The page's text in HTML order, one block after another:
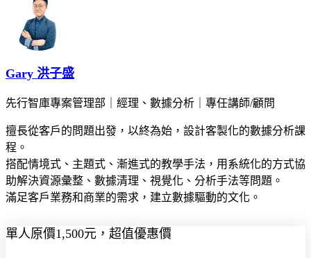
Gary 洪子盛
先行智庫專案管理部｜經理、數據分析｜專任講師/顧問
擅長從客戶的問題出發，以終為始，設計客製化的數據分析課
程。
搭配情境式、主題式、漸進式的教學手法，用系統化的方式協
助解決資源彙整、數據清理、視覺化、分析手法等問題。
滿足客戶業務和商業的需求，建立數據驅動的文化。
單人原價1,500元，超值優惠價